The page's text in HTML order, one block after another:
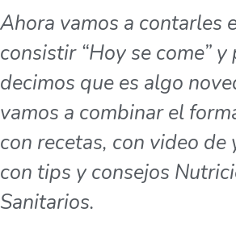
Ahora vamos a contarles
consistir “Hoy se come”
decimos que es algo
vamos a combinar el
con recetas, con video de
con tips y consejos
Sanitarios.